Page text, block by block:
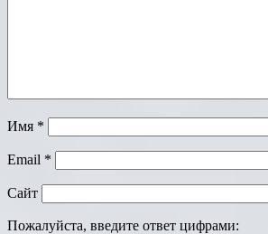
Имя *
Email *
Сайт
Пожалуйста, введите ответ цифрами: